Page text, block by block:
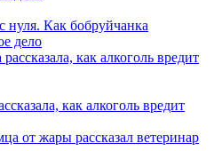
нуля. Как бобруйчанка
дело
как алкоголь вредит